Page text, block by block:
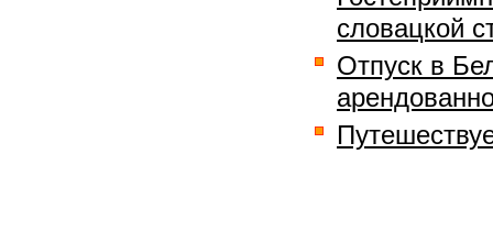
словацкой
Отпуск в